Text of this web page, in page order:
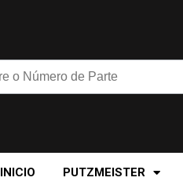
INICIO PUTZMEISTER